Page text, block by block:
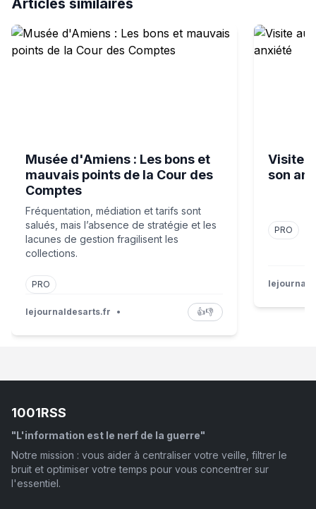
Articles similaires
Musée d'Amiens : Les bons et mauvais points de la
Musée d'Amiens : Les bons et
mauvais points de la Cour des
Comptes
Fréquentation, médiation et tarifs sont
salués, mais l’absence de stratégie et les
lacunes de gestion fragilisent les
collections.
PRO
lejournaldesarts.fr • 👍👎
Visite au
Visite
son
PRO
1001RSS
"L'information est le nerf de la guerre"
Notre mission : vous aider à centraliser votre veille, filtrer le
bruit et optimiser votre temps pour vous concentrer sur
l'essentiel.